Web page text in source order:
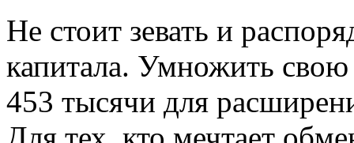
Не стоит зевать и
капитала. Умножить
453 тысячи для